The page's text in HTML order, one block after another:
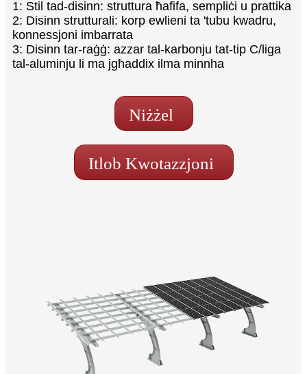
1: Stil tad-disinn: struttura ħafifa, sempliċi u prattika
2: Disinn strutturali: korp ewlieni ta 'tubu kwadru,
konnessjoni imbarrata
3: Disinn tar-raġġ: azzar tal-karbonju tat-tip C/liga
tal-aluminju li ma jgħaddix ilma minnha
Niżżel
Itlob Kwotazzjoni